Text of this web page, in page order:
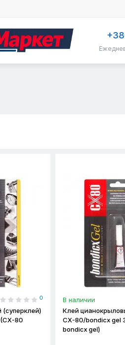
0
80
В наличии
Клей
CX-80/bondicx gel
bondicx gel)